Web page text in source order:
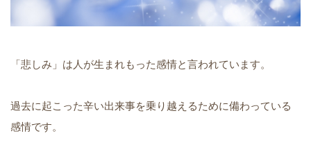
「悲しみ」は人が生まれもった感情と言われています。
過去に起こった辛い出来事を乗り越えるために備わっている
感情です。